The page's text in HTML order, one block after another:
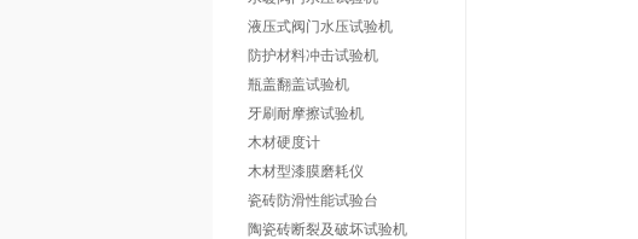
液压式阀门水压试验机
防护材料冲击试验机
瓶盖翻盖试验机
牙刷耐摩擦试验机
木材硬度计
木材型漆膜磨耗仪
瓷砖防滑性能试验台
陶瓷砖断裂及破坏试验机